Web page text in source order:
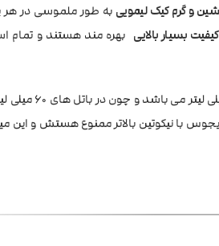
و گرم کیک لیمویی به طور ملموسی در
کیفیت بسیار بالایی بهره مند هستند و تمام
نکته قابل توجه:
با نیکوتین بالاتر ممنوع هستش و این